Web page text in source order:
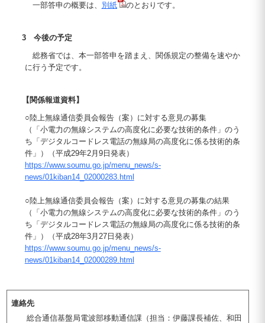
一部答申の概要は、 別紙 のとおりです。
3 今後の予定
総務省では、本一部答申を踏まえ、関係規定の整備を速やか
に行う予定です。
【関係報道資料】
○陸上無線通信委員会報告（案）に対する意見の募集
（「小電力の無線システムの高度化に必要な技術的条件」のう
ち「デジタルコードレス電話の無線局の高度化に係る技術的条
件」）（平成29年2月9日発表）
https://www.soumu.go.jp/menu_news/s-
news/01kiban14_02000283.html
○陸上無線通信委員会報告（案）に対する意見の募集の結果
（「小電力の無線システムの高度化に必要な技術的条件」のう
ち「デジタルコードレス電話の無線局の高度化に係る技術的条
件」）（平成28年3月27日発表）
https://www.soumu.go.jp/menu_news/s-
news/01kiban14_02000289.html
連絡先
総合通信基盤局電波部移動通信課（担当：伊藤課長補佐、和田